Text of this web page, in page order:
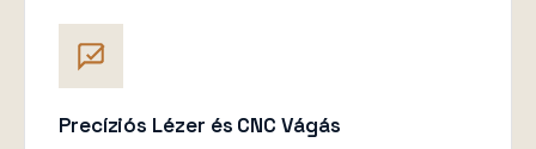
Precíziós Lézer és CNC Vágás